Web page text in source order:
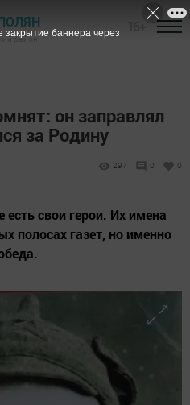
район
он заправлял
за Родину
297 0 0
свои герои. Их имена
полосах газет, но именно
закрытие баннера через